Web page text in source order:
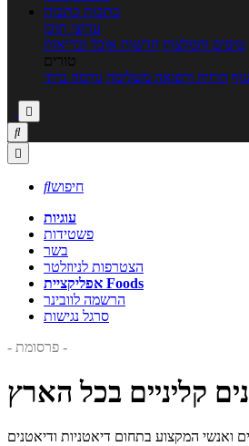
כתבות כתבות
ערוצי תוכן
טיפים והמלצות חדשות אוכל ובריאות
טורים
הרזיה ורפואה משלימה גורמה ביתי



חיפוש
עוגיות
פשטידות
בשר
הצטרפות לניוזלטר
אפליקציית Foods
הרשמה לוובינר
סרגל נגישות
- פרסומת -
קליניים בכל הארץ